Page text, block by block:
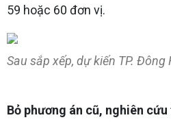
59 hoặc 60 đơn vị.
Sau sắp xếp, dự kiến TP. Đông
Bỏ phương án cũ, nghiên